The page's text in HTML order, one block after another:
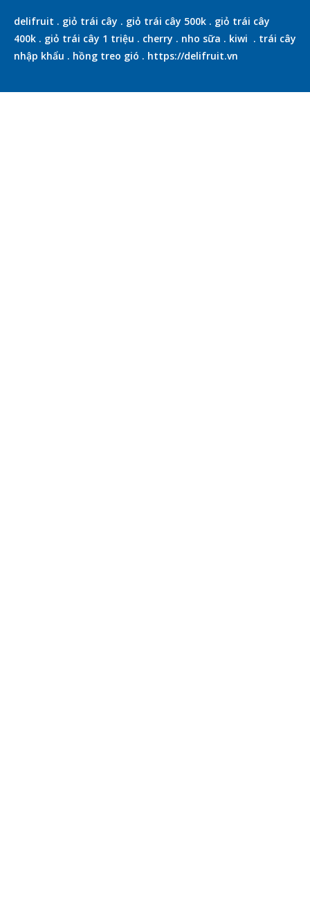
delifruit . giỏ trái cây . giỏ trái cây 500k . giỏ trái cây
400k . giỏ trái cây 1 triệu . cherry . nho sữa . kiwi . trái cây
nhập khẩu . hồng treo gió . https://delifruit.vn